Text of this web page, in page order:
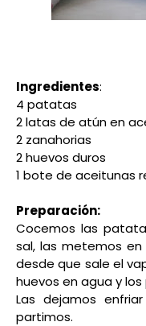
Ingredientes:
4 patatas
2 latas de atún en
2 zanahorias
2 huevos duros
1 bote de aceitunas
Preparación:
Cocemos las
sal, las metemos
desde que sale el
huevos en agua y los
Las dejamos
partimos.